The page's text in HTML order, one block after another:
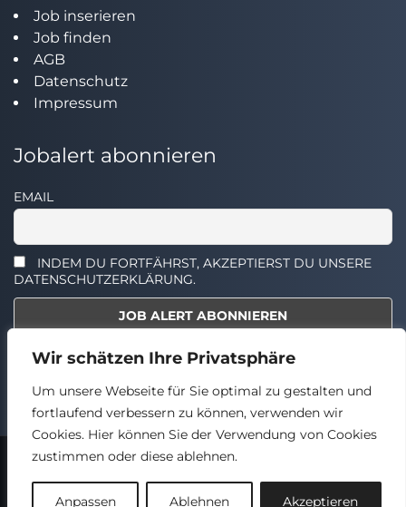
Wir schätzen Ihre Privatsphäre
Um unsere Webseite für Sie optimal zu gestalten und
fortlaufend verbessern zu können, verwenden wir
Cookies. Hier können Sie der Verwendung von Cookies
zustimmen oder diese ablehnen.
Anpassen Ablehnen Akzeptieren
Job inserieren
Job finden
AGB
Datenschutz
Impressum
Jobalert abonnieren
EMAIL
INDEM DU FORTFÄHRST, AKZEPTIERST DU UNSERE
DATENSCHUTZERKLÄRUNG.
Select the widget you want to show.
Back